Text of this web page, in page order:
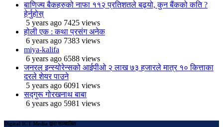
बाणिज्य बैकहरुको नाफा ११२ प्रतिशतले बढ्यो, कुन बैंकको कति ?
हेर्नुहोस्
5 years ago 7425 views
होली एक : कथा प्रसंग अनेक
6 years ago 7383 views
miya-kalifa
6 years ago 6588 views
जनरल इन्स्योरेन्सको आईपीओ २ लाख ७३ हजारले मात्र १० कित्ताका
दरले शेयर पाउने
5 years ago 6091 views
सद्गुरू गोरखनाथ बाबा
6 years ago 5981 views
Digital ICT Media द्वारा सञ्चालित